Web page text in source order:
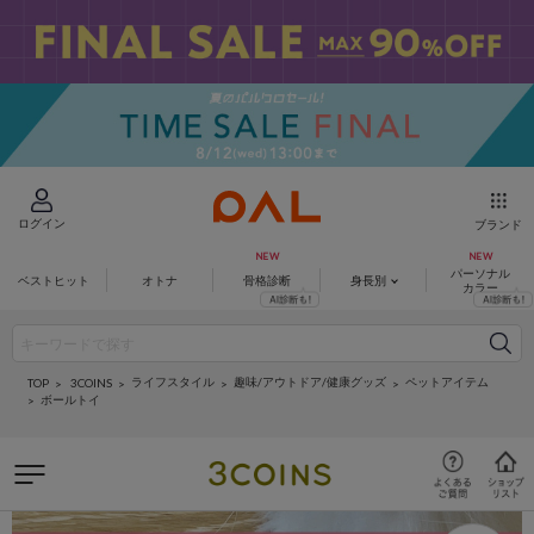
ログイン ブランド
ベストヒット オトナ 骨格診断 身長別
パーソナル
カラー
TOP 3COINS ライフスタイル 趣味/アウトドア/健康グッズ
ペットアイテム
ボールトイ